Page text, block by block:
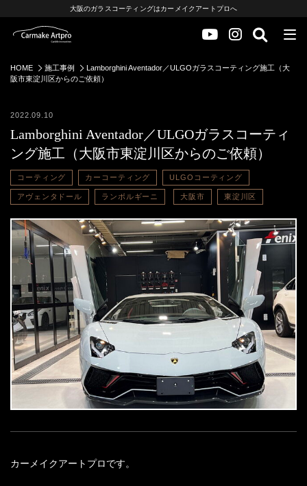
大阪のガラスコーティングはカーメイクアートプロへ
HOME 施工事例
Lamborghini Aventador／ULGOガラスコーティング施工（大
阪市東淀川区からのご依頼）
2022.09.10
Lamborghini Aventador／ULGOガラスコーティ
ング施工（大阪市東淀川区からのご依頼）
コーティング カーコーティング ULGOコーティング
アヴェンタドール ランボルギーニ 大阪市 東淀川区
カーメイクアートプロです。